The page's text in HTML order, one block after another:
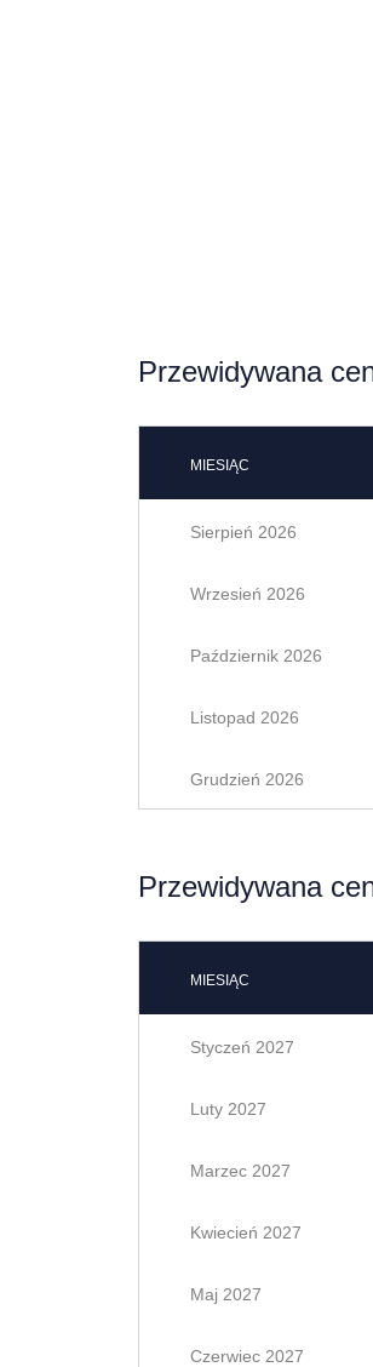
Przewidywana
MIESIĄC
Sierpień 2026
Wrzesień 2026
Październik 2026
Listopad 2026
Grudzień 2026
Przewidywana
MIESIĄC
Styczeń 2027
Luty 2027
Marzec 2027
Kwiecień 2027
Maj 2027
Czerwiec 2027